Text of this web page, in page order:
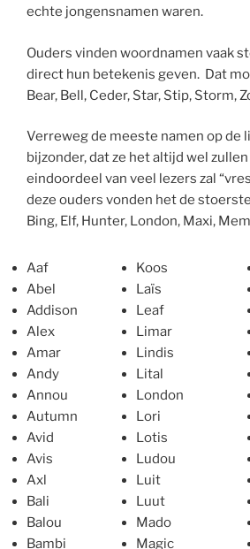
echte jongensnamen waren.
Ouders vinden woordnamen vaak
direct hun betekenis geven. Dat
Bear, Bell, Ceder, Star, Stip, Storm,
Verreweg de meeste namen op de
bijzonder, dat ze het altijd wel
eindoordeel van veel lezers zal
deze ouders vonden het de
Bing, Elf, Hunter, London, Maxi,
Aaf
Abel
Addison
Alex
Amar
Andy
Annou
Autumn
Avid
Avis
Axl
Bali
Balou
Bambi
Koos
Laïs
Leaf
Limar
Lindis
Lital
London
Lori
Lotis
Ludou
Luit
Luut
Mado
Magic